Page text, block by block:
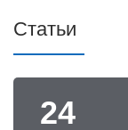
Статьи
24